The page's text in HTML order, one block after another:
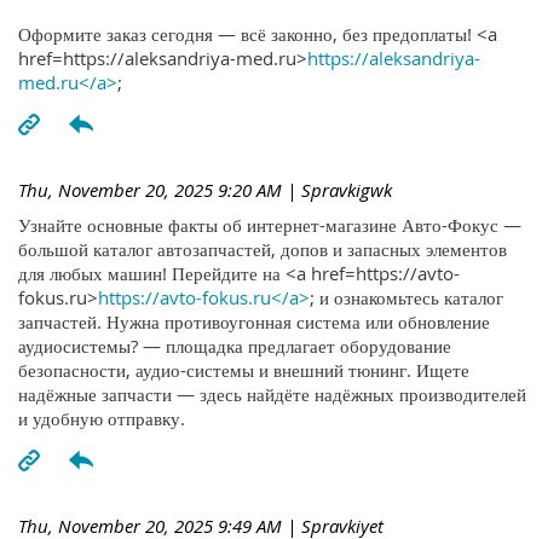
Оформите заказ сегодня — всё законно, без предоплаты! <a
href=https://aleksandriya-med.ru>https://aleksandriya-
med.ru</a>;
Thu, November 20, 2025 9:20 AM | Spravkigwk
Узнайте основные факты об интернет-магазине Авто-Фокус —
большой каталог автозапчастей, допов и запасных элементов
для любых машин! Перейдите на <a href=https://avto-
fokus.ru>https://avto-fokus.ru</a>; и ознакомьтесь каталог
запчастей. Нужна противоугонная система или обновление
аудиосистемы? — площадка предлагает оборудование
безопасности, аудио-системы и внешний тюнинг. Ищете
надёжные запчасти — здесь найдёте надёжных производителей
и удобную отправку.
Thu, November 20, 2025 9:49 AM | Spravkiyet